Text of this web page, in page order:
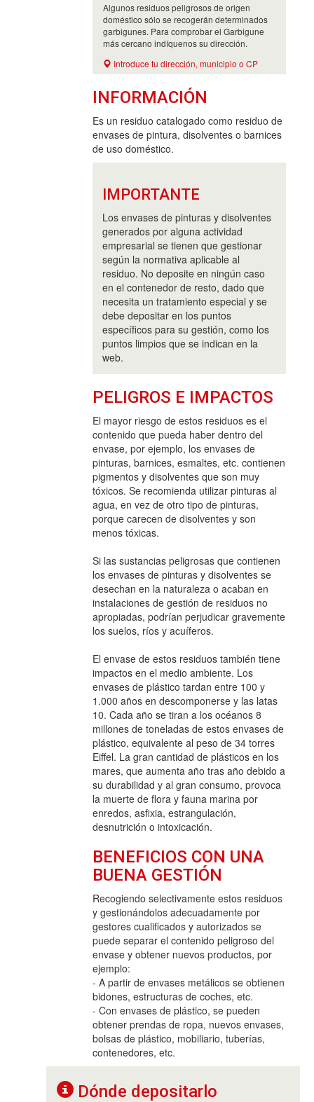
Algunos residuos peligrosos de origen
doméstico sólo se recogerán determinados
garbigunes. Para comprobar el Garbigune
más cercano indíquenos su dirección.
Introduce tu dirección, municipio o CP
INFORMACIÓN
Es un residuo catalogado como residuo de
envases de pintura, disolventes o barnices
de uso doméstico.
IMPORTANTE
Los envases de pinturas y disolventes
generados por alguna actividad
empresarial se tienen que gestionar
según la normativa aplicable al
residuo. No deposite en ningún caso
en el contenedor de resto, dado que
necesita un tratamiento especial y se
debe depositar en los puntos
específicos para su gestión, como los
puntos limpios que se indican en la
web.
PELIGROS E IMPACTOS
El mayor riesgo de estos residuos es el
contenido que pueda haber dentro del
envase, por ejemplo, los envases de
pinturas, barnices, esmaltes, etc. contienen
pigmentos y disolventes que son muy
tóxicos. Se recomienda utilizar pinturas al
agua, en vez de otro tipo de pinturas,
porque carecen de disolventes y son
menos tóxicas.
Si las sustancias peligrosas que contienen
los envases de pinturas y disolventes se
desechan en la naturaleza o acaban en
instalaciones de gestión de residuos no
apropiadas, podrían perjudicar gravemente
los suelos, ríos y acuíferos.
El envase de estos residuos también tiene
impactos en el medio ambiente. Los
envases de plástico tardan entre 100 y
1.000 años en descomponerse y las latas
10. Cada año se tiran a los océanos 8
millones de toneladas de estos envases de
plástico, equivalente al peso de 34 torres
Eiffel. La gran cantidad de plásticos en los
mares, que aumenta año tras año debido a
su durabilidad y al gran consumo, provoca
la muerte de flora y fauna marina por
enredos, asfixia, estrangulación,
desnutrición o intoxicación.
BENEFICIOS CON UNA
BUENA GESTIÓN
Recogiendo selectivamente estos residuos
y gestionándolos adecuadamente por
gestores cualificados y autorizados se
puede separar el contenido peligroso del
envase y obtener nuevos productos, por
ejemplo:
- A partir de envases metálicos se obtienen
bidones, estructuras de coches, etc.
- Con envases de plástico, se pueden
obtener prendas de ropa, nuevos envases,
bolsas de plástico, mobiliario, tuberías,
contenedores, etc.
Dónde depositarlo